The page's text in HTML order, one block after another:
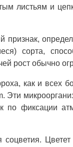
листьям и
сорта,
рост обычно
как и всех
Эти
по фиксации
соцветия.